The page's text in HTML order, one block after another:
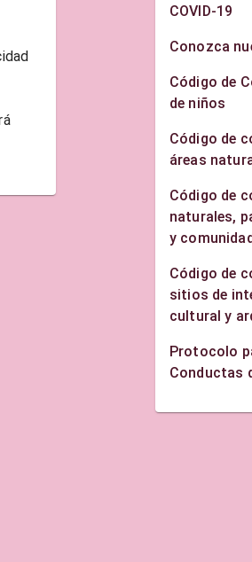
COVID-19
Conozca
Código de
de niños
Código de
áreas
Código de
naturales,
y
Código de
sitios de
cultural y
Protocolo
Conductas